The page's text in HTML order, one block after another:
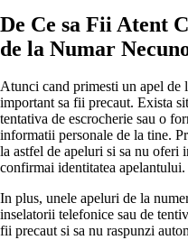
De Ce sa Fii Atent
de la Numar
Atunci cand primesti un apel de
important sa fii precaut. Exista
tentativa de escrocherie sau o
informatii personale de la tine.
la astfel de apeluri si sa nu
confirmai identitatea apelantului.
In plus, unele apeluri de la
inselatorii telefonice sau de
fii precaut si sa nu raspunzi